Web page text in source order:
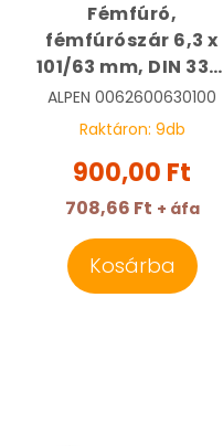
Fémfúró,
fémfúrószár 6,3 x
101/63 mm, DIN 338,
HSS, Sprint Master |
ALPEN
ALPEN 0062600630100
Raktáron: 9db
900,00 Ft
708,66 Ft + áfa
Kosárba